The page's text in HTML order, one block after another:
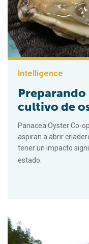
Intelligence
cultivo de
Panacea Oyster Co-
aspiran a abrir
tener un impacto
estado.